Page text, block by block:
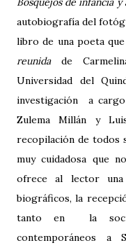
autobiografía del
libro de una poeta
reunidade
Universidad del
investigación a
Zulema Millán y
recopilación de todos
muy cuidadosa que
ofrece al lector
biográficos, la
tanto en la
contemporáneos a